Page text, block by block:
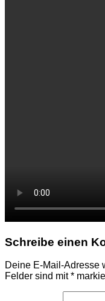
Schreibe einen
Deine E-Mail-Adresse
Felder sind mit*